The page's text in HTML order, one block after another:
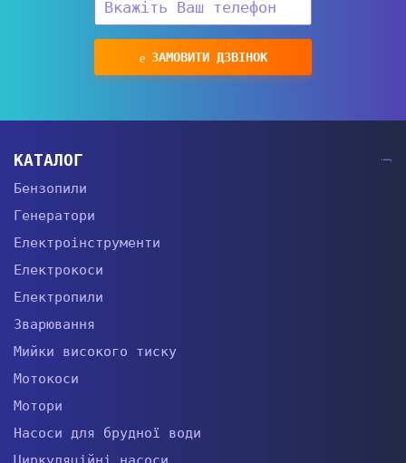
ЗАМОВИТИ ДЗВІНОК
КАТАЛОГ
Бензопили
Генератори
Електроінструменти
Електрокоси
Електропили
Зварювання
Мийки високого тиску
Мотокоси
Мотори
Насоси для брудної води